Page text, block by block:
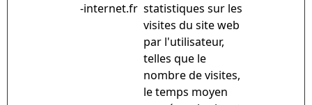
-internet.fr statistiques sur les
visites du site web
par l'utilisateur,
telles que le
nombre de visites,
le temps moyen